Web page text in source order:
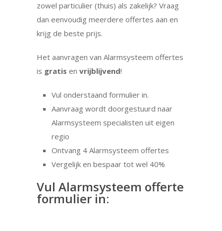
zowel particulier (thuis) als zakelijk? Vraag
dan eenvoudig meerdere offertes aan en
krijg de beste prijs.
Het aanvragen van Alarmsysteem offertes
is gratis en vrijblijvend!
Vul onderstaand formulier in.
Aanvraag wordt doorgestuurd naar
Alarmsysteem specialisten uit eigen
regio
Ontvang 4 Alarmsysteem offertes
Vergelijk en bespaar tot wel 40%
Vul Alarmsysteem offerte
formulier in: